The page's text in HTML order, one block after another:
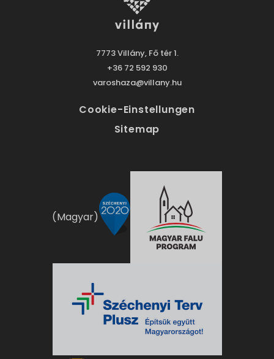
7773 Villány, Fő tér 1.
+36 72 592 930
varoshaza@villany.hu
Cookie-Einstellungen
Sitemap
(Magyar)